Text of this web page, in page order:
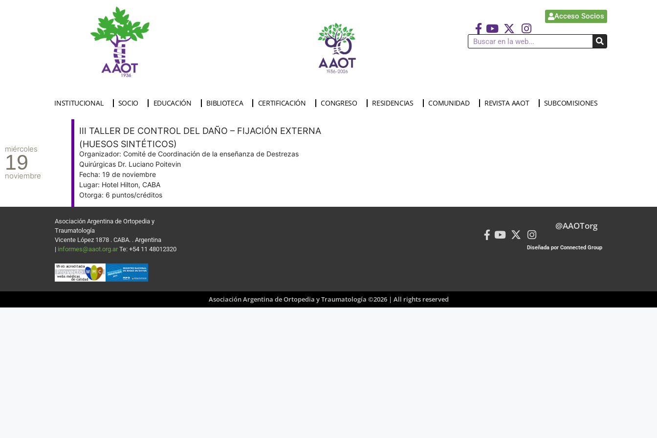
Acceso Socios
INSTITUCIONAL SOCIO EDUCACIÓN BIBLIOTECA CERTIFICACIÓN CONGRESO RESIDENCIAS COMUNIDAD REVISTA AAOT SUBCOMISIONES
miércoles
19
noviembre
III TALLER DE CONTROL DEL DAÑO – FIJACIÓN EXTERNA
(HUESOS SINTÉTICOS)
Organizador: Comité de Coordinación de la enseñanza de Destrezas
Quirúrgicas Dr. Luciano Poitevin
Fecha: 19 de noviembre
Lugar: Hotel Hilton, CABA
Otorga: 6 puntos/créditos
Asociación Argentina de Ortopedia y
Traumatología
Vicente López 1878 . CABA. . Argentina
| informes@aaot.org.ar Te: +54 11 48012320
@AAOTorg
Diseñada por Connected Group
Asociación Argentina de Ortopedia y Traumatología ©2026 | All rights reserved